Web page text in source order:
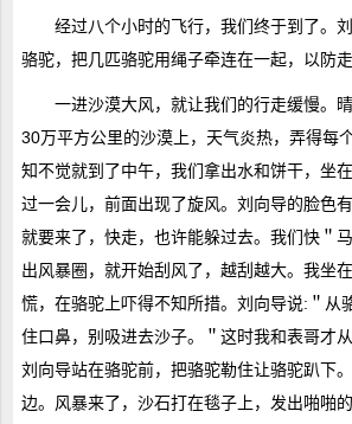
经过八个小时的飞行，我们终于到了。
骆驼，把几匹骆驼用绳子牵连在一起，以防走
一进沙漠大风，就让我们的行走缓慢。
30万平方公里的沙漠上，天气炎热，弄得每
知不觉就到了中午，我们拿出水和饼干，坐
过一会儿，前面出现了旋风。刘向导的脸色
就要来了，快走，也许能躲过去。我们快＂
出风暴圈，就开始刮风了，越刮越大。我坐
慌，在骆驼上吓得不知所措。刘向导说:＂从
住口鼻，别吸进去沙子。＂这时我和表哥才
刘向导站在骆驼前，把骆驼勒住让骆驼趴下
边。风暴来了，沙石打在毯子上，发出啪啪